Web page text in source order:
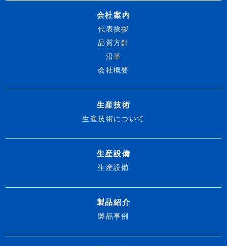
会社案内
代表挨拶
品質方針
沿革
会社概要
生産技術
生産技術について
生産設備
生産設備
製品紹介
製品事例